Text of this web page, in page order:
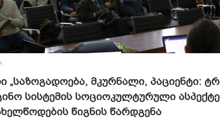
„საზოგადოება, მკურნალი, პაციენტი:
სისტემის სოციოკულტურული
წიგნის წარდგენა